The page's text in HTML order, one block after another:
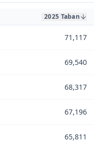
2025 Taban
71,117
69,540
68,317
67,196
65,811